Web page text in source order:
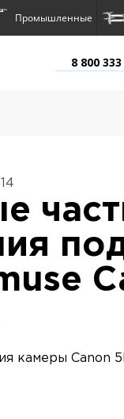
Промышленные
8 800
камеры Canon